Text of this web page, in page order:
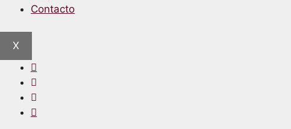
Contacto
X